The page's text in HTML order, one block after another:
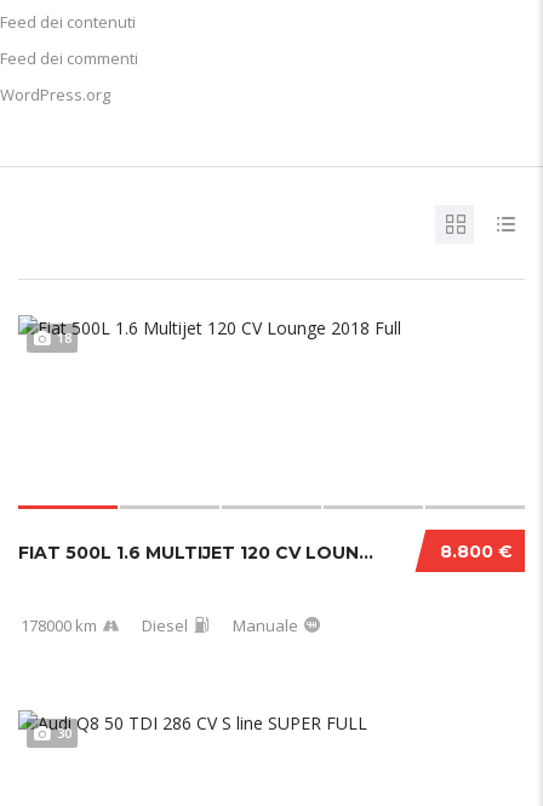
Feed dei contenuti
Feed dei commenti
WordPress.org
18
8.800 €
FIAT 500L 1.6 MULTIJET 120 CV LOUNGE 2018 FULL
178000 km Diesel Manuale
30